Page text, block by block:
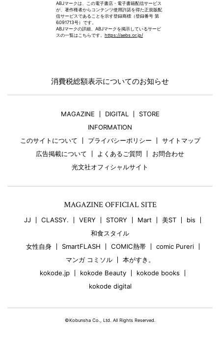
ABJマークは、この電子書店・電子書籍配信サービス
が、著作権者からコンテンツ使用許諾を得た正規版配
信サービスであることを示す登録商標（登録番号 第
6091713号）です。
ABJマークの詳細、ABJマークを掲示しているサービ
スの一覧はこちらです。 https://aebs.or.jp/
消費税総額表示についてのお知らせ
MAGAZINE DIGITAL
STORE
INFORMATION
このサイトについて
プライバシーポリシー
サイトマップ
広告掲載について
よくあるご質問
お問合わせ
光文社オフィシャルサイト
MAGAZINE OFFICIAL SITE
JJ CLASSY. VERY STORY Mart 美ST
bis
和食スタイル
女性自身
SmartFLASH COMIC熱帯
comic Pureri
マンガ コミソル
本がすき。
kokode.jp
kokode Beauty
kokode books
kokode digital
©Kobunsha Co., Ltd. All Rights Reserved.